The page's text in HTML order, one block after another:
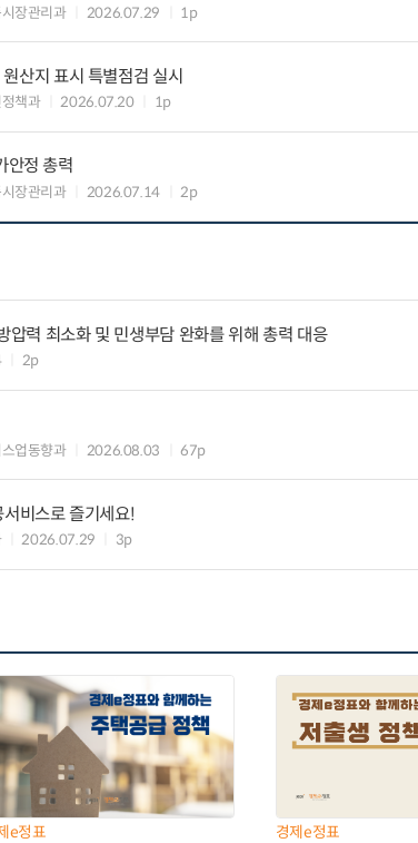
장관리과 2026.07.29 1p
산지 표시 특별점검 실시
책과 2026.07.20 1p
안정 총력
장관리과 2026.07.14 2p
력 최소화 및 민생부담 완화를 위해 총력 대응
2p
업동향과 2026.08.03 67p
비스로 즐기세요!
2026.07.29 3p
e정표 경제e정표